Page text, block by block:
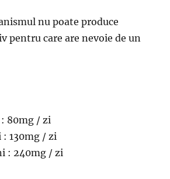
nu poate produce
pentru care are nevoie de un
: 80mg / zi
: 130mg / zi
: 240mg / zi